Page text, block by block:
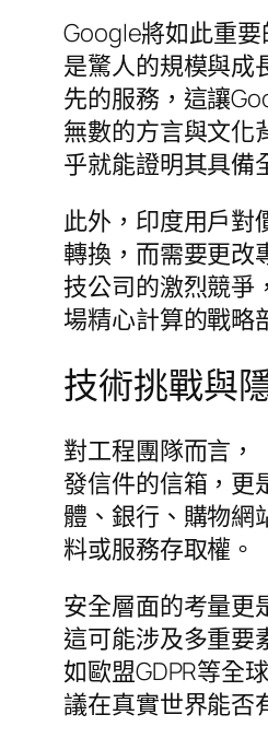
Google將如此重
是驚人的規模與成
先的服務，這讓
無數的方言與文化
乎就能證明其具備
此外，印度用戶對
轉換，而需要更改
技公司的激烈競爭
場精心計算的戰略
技術挑戰與
對工程團隊而言，
發信件的信箱，更
體、銀行、購物網
料或服務存取權。
安全層面的考量更
這可能涉及多重要
如歐盟GDPR等全
議在真實世界能否